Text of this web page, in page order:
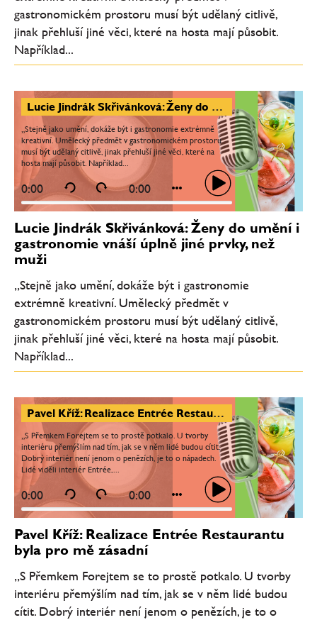
gastronomickém prostoru musí být udělaný citlivě,
jinak přehluší jiné věci, které na hosta mají působit.
Například...
Lucie Jindrák Skřivánková: Ženy do umění i gastronomie vnáší úplně jiné prvky, než muži
„Stejně jako umění, dokáže být i gastronomie extrémně
kreativní. Umělecký předmět v gastronomickém prostoru
musí být udělaný citlivě, jinak přehluší jiné věci, které na
hosta mají působit. Například...
0:00 0:00
Lucie Jindrák Skřivánková: Ženy do umění i
gastronomie vnáší úplně jiné prvky, než
muži
„Stejně jako umění, dokáže být i gastronomie
extrémně kreativní. Umělecký předmět v
gastronomickém prostoru musí být udělaný citlivě,
jinak přehluší jiné věci, které na hosta mají působit.
Například...
Pavel Kříž: Realizace Entrée Restaurantu byla pro mě zásadní
„S Přemkem Forejtem se to prostě potkalo. U tvorby
interiéru přemýšlím nad tím, jak se v něm lidé budou cítit.
Dobrý interiér není jenom o penězích, je to o nápadech.
Lidé viděli interiér Entrée,...
0:00 0:00
Pavel Kříž: Realizace Entrée Restaurantu
byla pro mě zásadní
„S Přemkem Forejtem se to prostě potkalo. U tvorby
interiéru přemýšlím nad tím, jak se v něm lidé budou
cítit. Dobrý interiér není jenom o penězích, je to o